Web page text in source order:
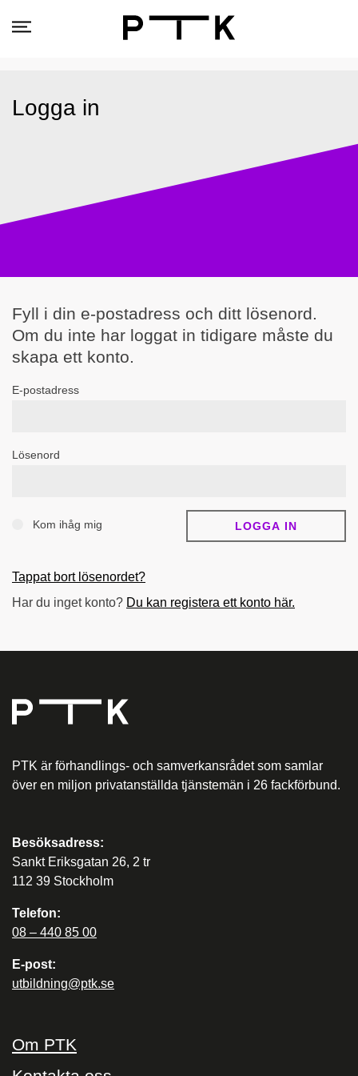
Logga in
Fyll i din e-postadress och ditt lösenord.
Om du inte har loggat in tidigare måste du
skapa ett konto.
E-postadress
Lösenord
Kom ihåg mig
Tappat bort lösenordet?
Har du inget konto? Du kan registera ett konto här.
PTK är förhandlings- och samverkansrådet som samlar
över en miljon privatanställda tjänstemän i 26 fackförbund.
Besöksadress:
Sankt Eriksgatan 26, 2 tr
112 39 Stockholm
Telefon:
08 – 440 85 00
E-post:
utbildning@ptk.se
Om PTK